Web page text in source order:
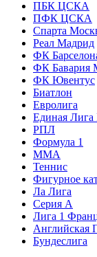
ПБК ЦСКА
ПФК ЦСКА
Спарта
Реал Мадрид
ФК
ФК Бавария
ФК Ювентус
Биатлон
Евролига
Единая
РПЛ
Формула 1
MMA
Теннис
Фигурное
Ла Лига
Серия А
Лига 1
Английская
Бундеслига